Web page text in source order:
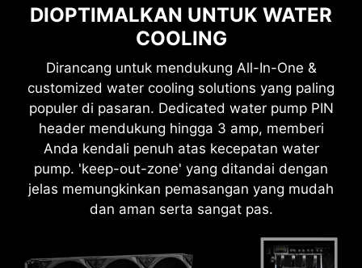
DIOPTIMALKAN UNTUK WATER
COOLING
Dirancang untuk mendukung All-In-One &
customized water cooling solutions yang paling
populer di pasaran. Dedicated water pump PIN
header mendukung hingga 3 amp, memberi
Anda kendali penuh atas kecepatan water
pump. 'keep-out-zone' yang ditandai dengan
jelas memungkinkan pemasangan yang mudah
dan aman serta sangat pas.